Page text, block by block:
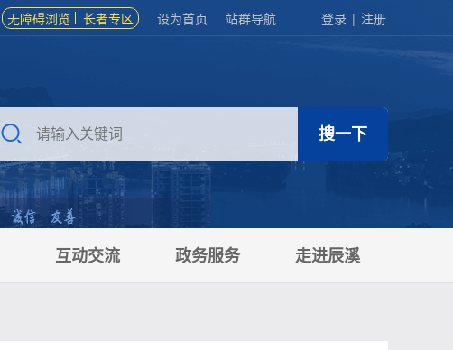
无障碍浏览 长者专区 设为首页 站群导航 登录 | 注册
互动交流 政务服务 走进辰溪